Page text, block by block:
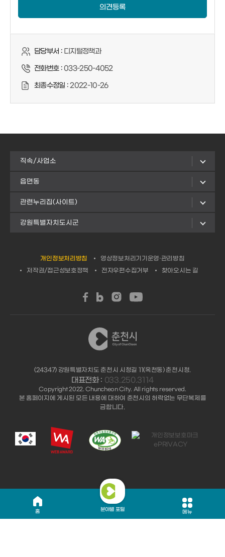
홈 분야별 포털 메뉴
의견등록
담당부서 :디지털정책과
전화번호 :033-250-4052
최종수정일 :2022-10-26
직속/사업소
읍면동
관련누리집(사이트)
강원특별자치도시군
개인정보처리방침
영상정보처리기기운영·관리방침
저작권/접근성보호정책
전자우편수집거부 찾아오시는 길
(24347) 강원특별자치도 춘천시 시청길 11(옥천동) 춘천시청.
대표전화 : 033.250.3114
Copyright 2022. Chuncheon City. All rights reserved.
본 홈페이지에 게시된 모든 내용에 대하여 춘천시의 허락없는 무단복제를
금합니다.